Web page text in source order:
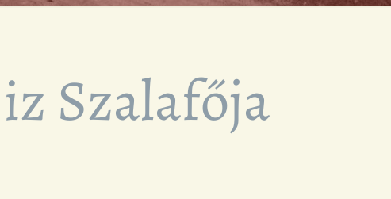
Szalafőja